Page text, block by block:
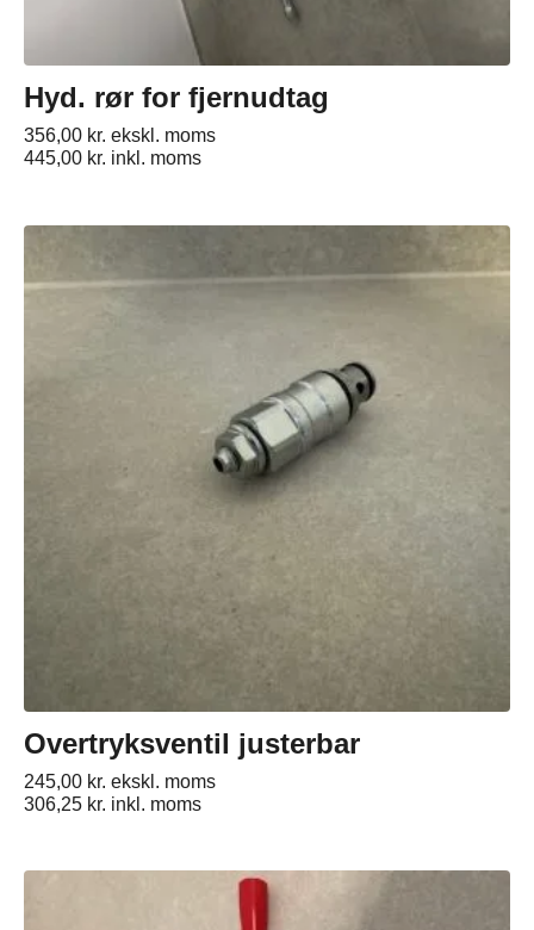
Hyd. rør for fjernudtag
356,00 kr. ekskl. moms
445,00 kr. inkl. moms
Overtryksventil justerbar
245,00 kr. ekskl. moms
306,25 kr. inkl. moms